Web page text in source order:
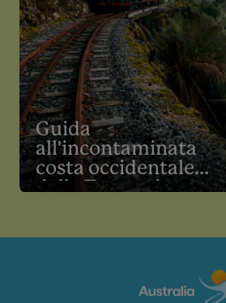
Guida
all'incontaminata
costa occidentale
della Tasmania